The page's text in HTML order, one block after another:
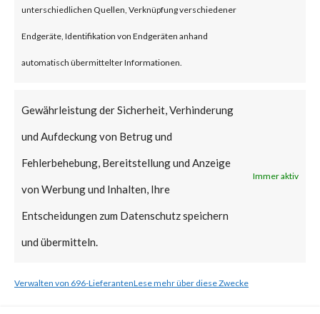
unterschiedlichen Quellen, Verknüpfung verschiedener
Endgeräte, Identifikation von Endgeräten anhand
automatisch übermittelter Informationen.
Gewährleistung der Sicherheit, Verhinderung
und Aufdeckung von Betrug und
Fehlerbehebung, Bereitstellung und Anzeige
von Werbung und Inhalten, Ihre
Entscheidungen zum Datenschutz speichern
und übermitteln.
Immer aktiv
Verwalten von 696-LieferantenLese mehr über diese Zwecke
(Secure Boot Security Feature
Bypass vulnerability) to bypass
UEFI Secure Boot. While the
Microsoft in regular Patch
Tuesday January 2022,
reportedly it can still be
exploitable as the affected
signed binaries are not yet in
the UEFI revocation
list.According to ESET,